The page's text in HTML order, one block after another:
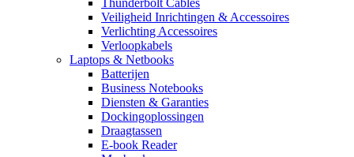
Veiligheid Inrichtingen & Accessoires
Verlichting Accessoires
Verloopkabels
Laptops & Netbooks
Batterijen
Business Notebooks
Diensten & Garanties
Dockingoplossingen
Draagtassen
E-book Reader